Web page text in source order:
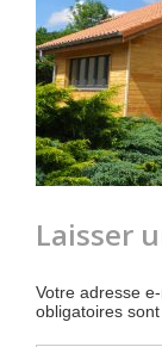
Laisser
Votre adresse
obligatoires